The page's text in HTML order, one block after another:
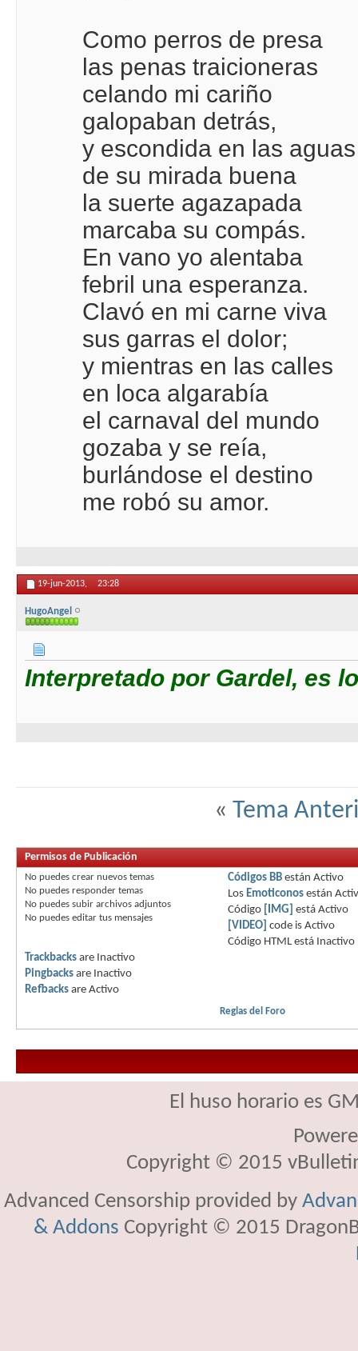
Como perros de presa
las penas traicioneras
celando mi cariño
galopaban detrás,
y escondida en las aguas
de su mirada buena
la suerte agazapada
marcaba su compás.
En vano yo alentaba
febril una esperanza.
Clavó en mi carne viva
sus garras el dolor;
y mientras en las calles
en loca algarabía
el carnaval del mundo
gozaba y se reía,
burlándose el destino
me robó su amor.
19-jun-2013, 23:28
HugoAngel
Interpretado por Gardel, es
« Tema
Permisos de Publicación
No puedes crear nuevos temas
No puedes responder temas
No puedes subir archivos adjuntos
No puedes editar tus mensajes
Códigos BB están Activo
Los Emoticonos están
Código [IMG] está Activo
[VIDEO] code is Activo
Código HTML está Inactivo
Trackbacks are Inactivo
Pingbacks are Inactivo
Refbacks are Activo
Reglas del Foro
El huso horario es
Copyright © 2015
Advanced Censorship provided by
& Addons Copyright © 2015